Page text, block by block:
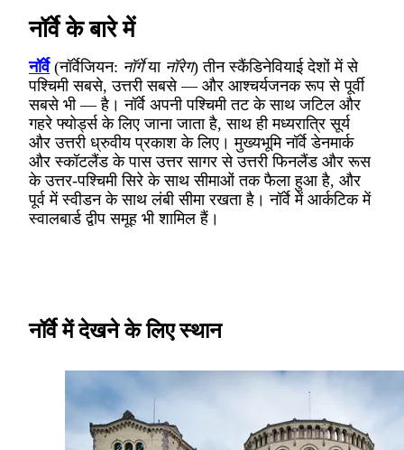
नॉर्वे के बारे में
नॉर्वे(नॉर्वेजियन: नॉर्गेया नॉरेग) तीन स्कैंडिनेवियाई देशों में से
पश्चिमी सबसे, उत्तरी सबसे — और आश्चर्यजनक रूप से पूर्वी
सबसे भी — है। नॉर्वे अपनी पश्चिमी तट के साथ जटिल और
गहरे फ्योर्ड्स के लिए जाना जाता है, साथ ही मध्यरात्रि सूर्य
और उत्तरी ध्रुवीय प्रकाश के लिए। मुख्यभूमि नॉर्वे डेनमार्क
और स्कॉटलैंड के पास उत्तर सागर से उत्तरी फिनलैंड और रूस
के उत्तर-पश्चिमी सिरे के साथ सीमाओं तक फैला हुआ है, और
पूर्व में स्वीडन के साथ लंबी सीमा रखता है। नॉर्वे में आर्कटिक में
स्वालबार्डद्वीप समूह भी शामिल हैं।
नॉर्वे में देखने के लिए स्थान